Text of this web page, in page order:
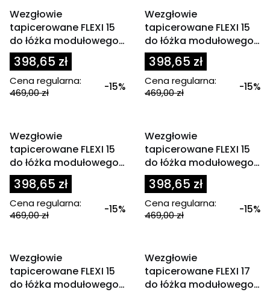
Wezgłowie
tapicerowane FLEXI 15
do łóżka modułowego
80x200 cm zagłówek
jodełka jasny popiel
398,65 zł
Cena regularna:
469,00 zł
-15%
Wezgłowie
tapicerowane FLEXI 15
do łóżka modułowego
80x200 cm zagłówek
jodełka oliwkowy
398,65 zł
Cena regularna:
469,00 zł
-15%
Wezgłowie
tapicerowane FLEXI 15
do łóżka modułowego
80x200 cm zagłówek
jodełka różowy
398,65 zł
Cena regularna:
469,00 zł
-15%
Wezgłowie
tapicerowane FLEXI 15
do łóżka modułowego
80x200 cm zagłówek
jodełka szare
398,65 zł
Cena regularna:
469,00 zł
-15%
Wezgłowie
tapicerowane FLEXI 15
do łóżka modułowego
Wezgłowie
tapicerowane FLEXI 17
do łóżka modułowego